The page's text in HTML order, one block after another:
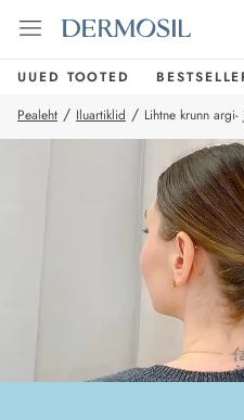
UUED TOOTED
Pealeht / Iluartiklid / Lihtne krunn